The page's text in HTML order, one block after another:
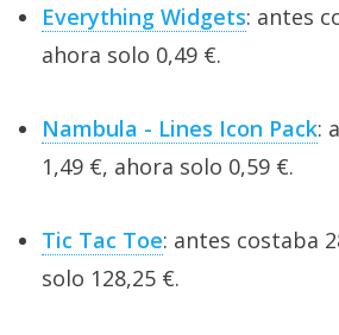
Everything Widgets: antes
ahora solo 0,49 €.
Nambula - Lines Icon Pack:
1,49 €, ahora solo 0,59 €.
Tic Tac Toe: antes costaba
solo 128,25 €.